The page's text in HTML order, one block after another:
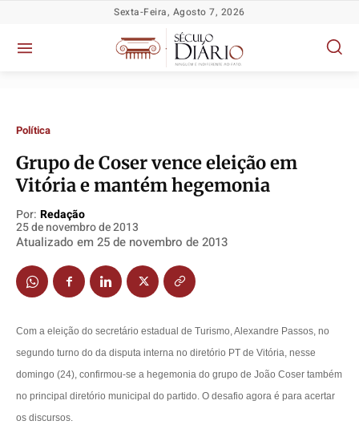
Política
TV Século
Educação
Meio Ambiente
Saúde
Cidades
Direitos
Política
TV Século
Educação
Meio Ambiente
Saúde
Cidades
Direitos
Política
TV Século
Educação
Meio Ambiente
Saúde
Cidades
Direitos
Política
TV Século
Educação
Meio Ambiente
Saúde
Cidades
Direitos
Sexta-Feira, Agosto 7, 2026
Política
Grupo de Coser vence eleição em
Vitória e mantém hegemonia
Por: Redação
25 de novembro de 2013
Atualizado em 25 de novembro de 2013
Com a eleição do secretário estadual de Turismo, Alexandre Passos, no
segundo turno do da disputa interna no diretório PT de Vitória, nesse
domingo (24), confirmou-se a hegemonia do grupo de João Coser também
no principal diretório municipal do partido. O desafio agora é para acertar
os discursos.